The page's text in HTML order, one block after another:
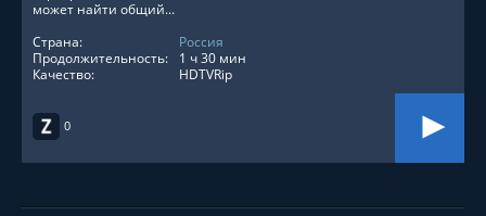
0
может найти общий...
Страна:
Россия
Продолжительность:
1 ч 30 мин
Качество:
HDTVRip